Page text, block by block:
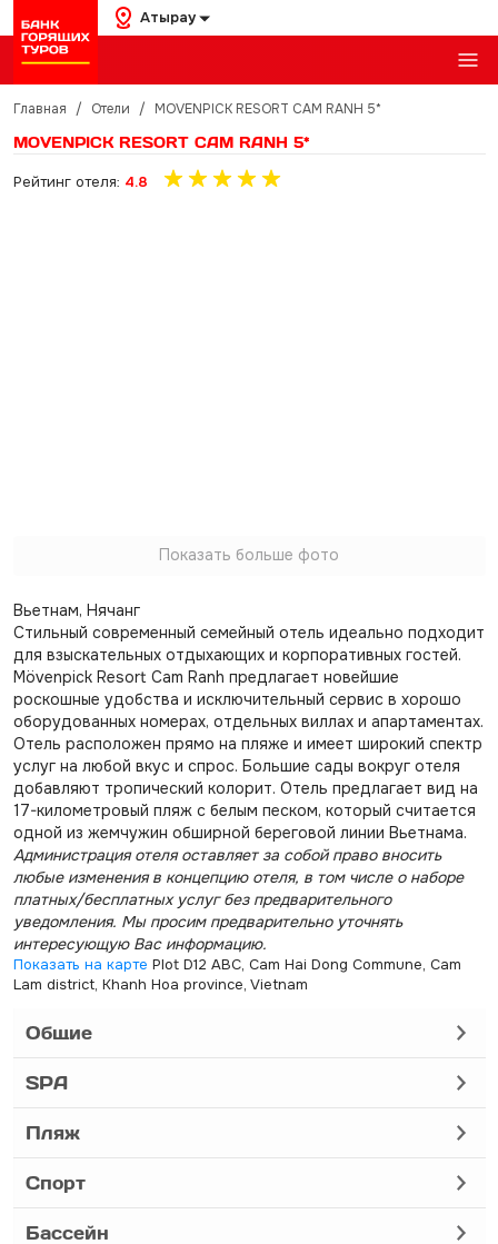
Атырау
Главная / Отели / MOVENPICK RESORT CAM RANH 5*
MOVENPICK RESORT CAM RANH 5*
Рейтинг отеля: 4.8
Показать больше фото
Вьетнам, Нячанг
Стильный современный семейный отель идеально подходит
для взыскательных отдыхающих и корпоративных гостей.
Mövenpick Resort Cam Ranh предлагает новейшие
роскошные удобства и исключительный сервис в хорошо
оборудованных номерах, отдельных виллах и апартаментах.
Отель расположен прямо на пляже и имеет широкий спектр
услуг на любой вкус и спрос. Большие сады вокруг отеля
добавляют тропический колорит. Отель предлагает вид на
17-километровый пляж с белым песком, который считается
одной из жемчужин обширной береговой линии Вьетнама.
Администрация отеля оставляет за собой право вносить
любые изменения в концепцию отеля, в том числе о наборе
платных/бесплатных услуг без предварительного
уведомления. Мы просим предварительно уточнять
интересующую Вас информацию.
Показать на карте Plot D12 ABC, Cam Hai Dong Commune, Cam
Lam district, Khanh Hoa province, Vietnam
Общие
SPA
Пляж
Спорт
Бассейн